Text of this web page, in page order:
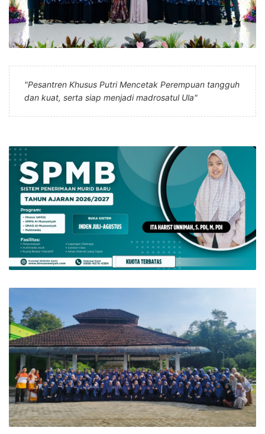
"Pesantren Khusus Putri Mencetak Perempuan tangguh
dan kuat, serta siap menjadi madrosatul Ula"